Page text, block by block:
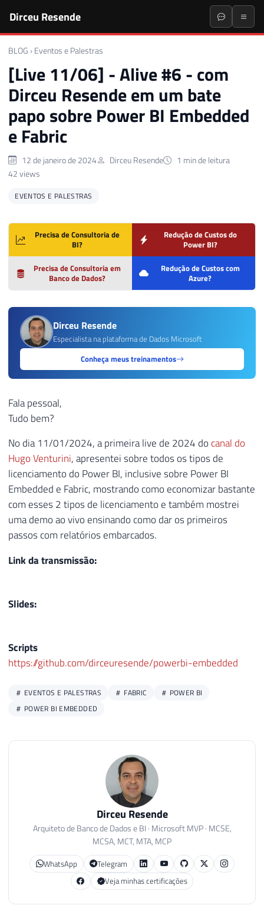
Dirceu Resende
BLOG › Eventos e Palestras
[Live 11/06] - Alive #6 - com
Dirceu Resende em um bate
papo sobre Power BI Embedded
e Fabric
12 de janeiro de 2024 Dirceu Resende
1 min de leitura
42 views
EVENTOS E PALESTRAS
Precisa de Consultoria de
BI?
Redução de Custos do
Power BI?
Precisa de Consultoria em
Banco de Dados?
Redução de Custos com
Azure?
Dirceu Resende
Especialista na plataforma de Dados Microsoft
Conheça meus treinamentos
Fala pessoal,
Tudo bem?
No dia 11/01/2024, a primeira live de 2024 do canal do
Hugo Venturini, apresentei sobre todos os tipos de
licenciamento do Power BI, inclusive sobre Power BI
Embedded e Fabric, mostrando como economizar bastante
com esses 2 tipos de licenciamento e também mostrei
uma demo ao vivo ensinando como dar os primeiros
passos com relatórios embarcados.
Link da transmissão:
Slides:
Scripts
https://github.com/dirceuresende/powerbi-embedded
EVENTOS E PALESTRAS FABRIC
POWER BI
POWER BI EMBEDDED
Dirceu Resende
Arquiteto de Banco de Dados e BI · Microsoft MVP · MCSE,
MCSA, MCT, MTA, MCP
WhatsApp
Telegram
Veja minhas certificações